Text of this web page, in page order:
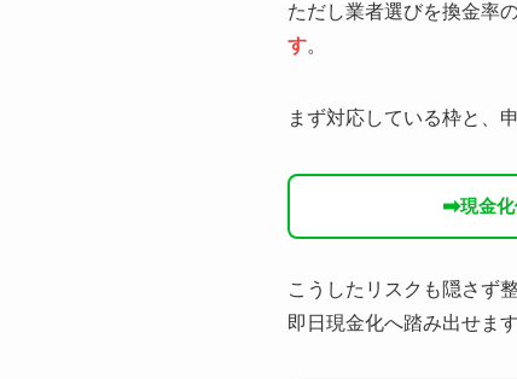
ただし業者選びを換金率
す。
まず対応している枠と、
➡現金
こうしたリスクも隠さず
即日現金化へ踏み出せます